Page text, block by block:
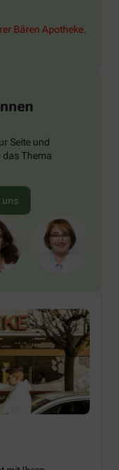
Bären Apotheke.
Seite und
Thema
uns